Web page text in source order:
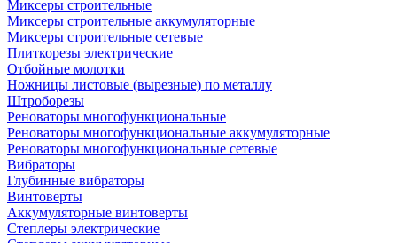
Миксеры строительные
Миксеры строительные аккумуляторные
Миксеры строительные сетевые
Плиткорезы электрические
Отбойные молотки
Ножницы листовые (вырезные) по металлу
Штроборезы
Реноваторы многофункциональные
Реноваторы многофункциональные аккумуляторные
Реноваторы многофункциональные сетевые
Вибраторы
Глубинные вибраторы
Винтоверты
Аккумуляторные винтоверты
Степлеры электрические